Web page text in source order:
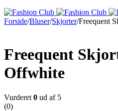
Forside/Bluser/Skjorter/Freequent
Freequent
Offwhite
Vurderet 0 ud af 5
(0)